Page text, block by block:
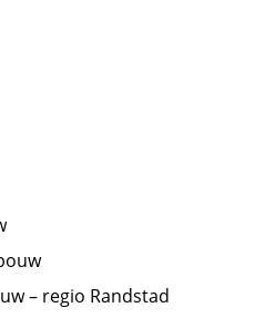
– regio Randstad